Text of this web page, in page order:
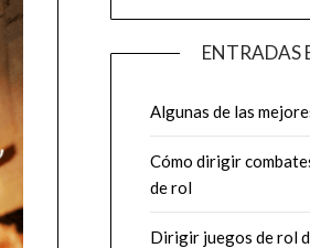
ENTRADAS
Algunas de las
Cómo dirigir
de rol
Dirigir juegos de rol